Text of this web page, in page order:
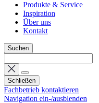
Produkte & Service
Inspiration
Über uns
Kontakt
Suchen
Schließen
Fachbetrieb kontaktieren
Navigation ein-/ausblenden